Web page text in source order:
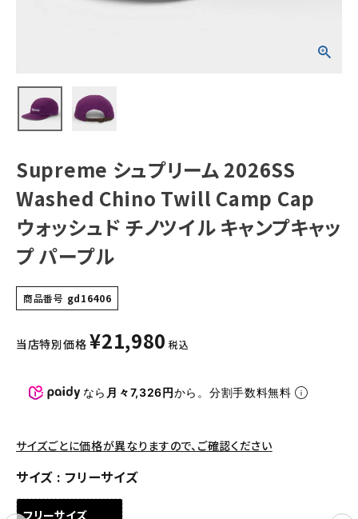
Tシャツ・ロングスリーブ
パーカー・トレーナー
キャップ・ハット
ニット帽・ビーニー
バックパック・リュック
その他バッグ類
スニーカー・ブーツ
パンツ・ショーツ
SEASON
CONTENTS
Supreme シュプリーム 2026SS
Washed Chino Twill Camp Cap
ウォッシュド チノツイル キャンプキャッ
プ パープル
商品番号 gd16406
当店特別価格 ¥21,980 税込
なら 月々7,326円から。分割手数料無料
サイズごとに価格が異なりますので、ご確認ください
サイズ フリーサイズ
フリーサイズ